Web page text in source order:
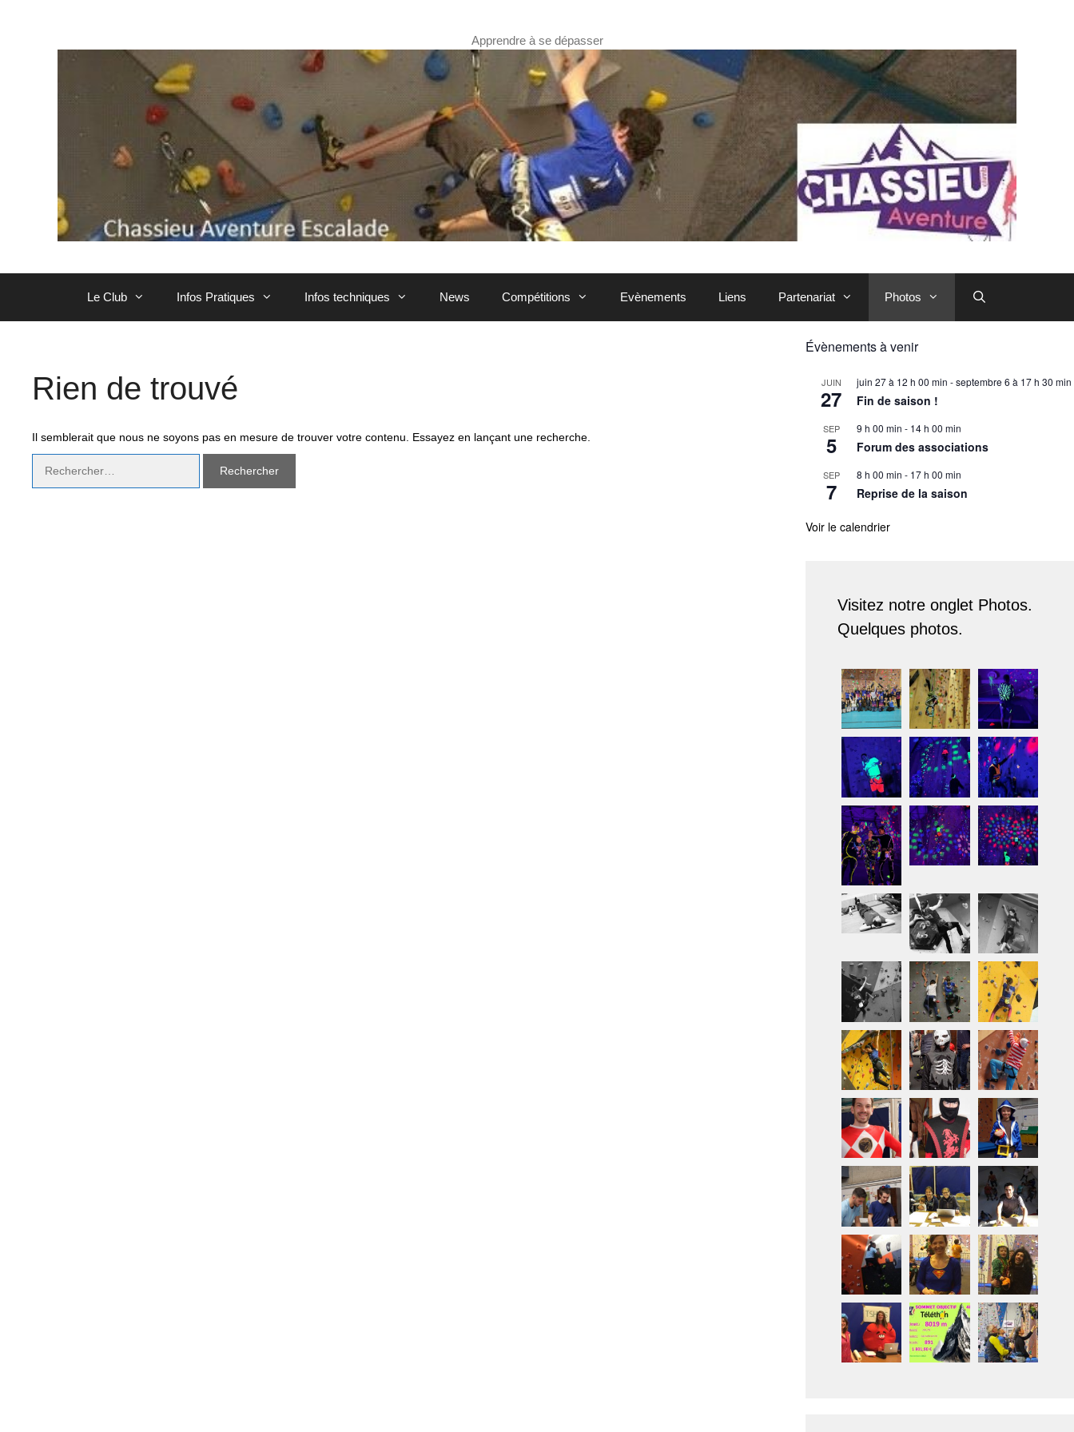
Apprendre à se dépasser
Le Club Infos Pratiques Infos techniques News Compétitions Evènements Liens Partenariat Photos
Rien de trouvé
Il semblerait que nous ne soyons pas en mesure de trouver votre contenu. Essayez en lançant une recherche.
Évènements à venir
JUIN
27
juin 27 à 12 h 00 min -septembre 6 à 17 h 30 min
Fin de saison !
SEP
5
9 h 00 min - 14 h 00 min
Forum des associations
SEP
7
8 h 00 min - 17 h 00 min
Reprise de la saison
Voir le calendrier
Visitez notre onglet Photos.
Quelques photos.